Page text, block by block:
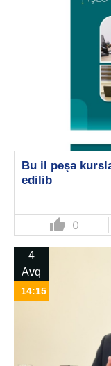
Bu il peşə
edilib
thumb_up 0
4
Avq
14:15